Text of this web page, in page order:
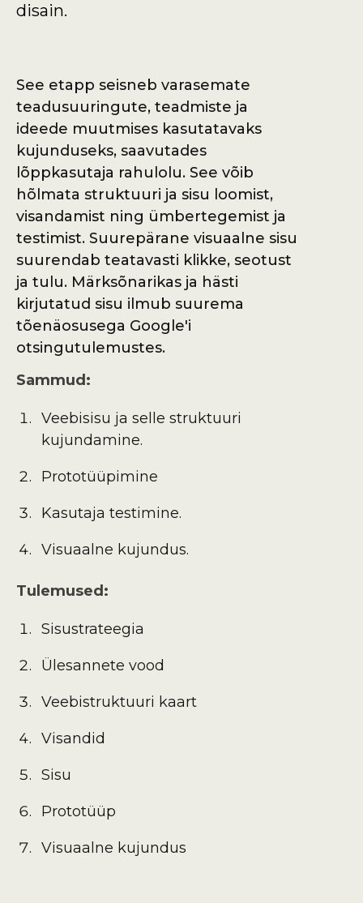
disain.
See etapp seisneb varasemate
teadusuuringute, teadmiste ja
ideede muutmises kasutatavaks
kujunduseks, saavutades
lõppkasutaja rahulolu. See võib
hõlmata struktuuri ja sisu loomist,
visandamist ning ümbertegemist ja
testimist. Suurepärane visuaalne sisu
suurendab teatavasti klikke, seotust
ja tulu. Märksõnarikas ja hästi
kirjutatud sisu ilmub suurema
tõenäosusega Google'i
otsingutulemustes.
Sammud:
Veebisisu ja selle struktuuri
kujundamine.
Prototüüpimine
Kasutaja testimine.
Visuaalne kujundus.
Tulemused:
Sisustrateegia
Ülesannete vood
Veebistruktuuri kaart
Visandid
Sisu
Prototüüp
Visuaalne kujundus